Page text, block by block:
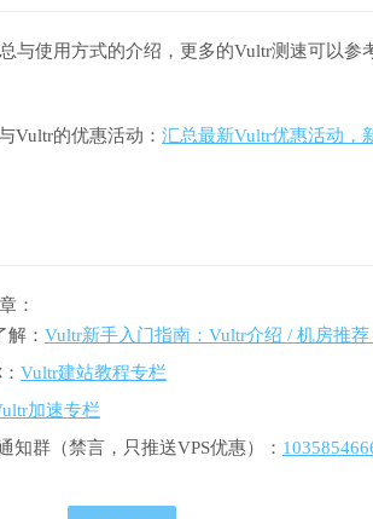
与使用方式的介绍，更多的Vultr测速可以参
Vultr的优惠活动： 汇总最新Vultr优惠活动，
：
： Vultr新手入门指南：Vultr介绍 / 机房推荐
Vultr建站教程专栏
加速专栏
知群（禁言，只推送VPS优惠）：